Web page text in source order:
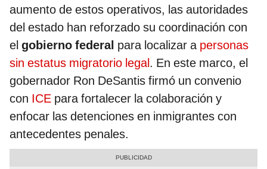
aumento de estos operativos, las autoridades
del estado han reforzado su coordinación con
el gobierno federal para localizar a personas
sin estatus migratorio legal. En este marco, el
gobernador Ron DeSantis firmó un convenio
con ICE para fortalecer la colaboración y
enfocar las detenciones en inmigrantes con
antecedentes penales.